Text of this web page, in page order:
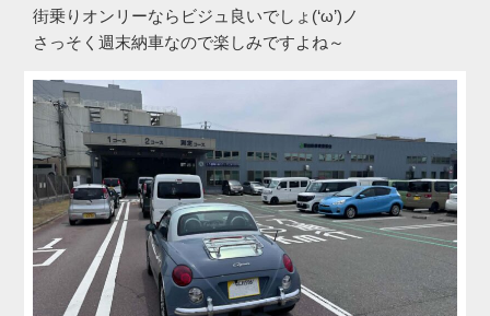
街乗りオンリーならビジュ良いでしょ(‘ω’)ノ
さっそく週末納車なので楽しみですよね～